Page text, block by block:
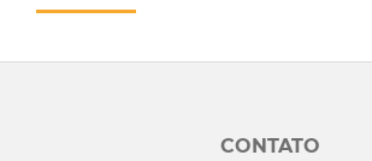
CONTATO